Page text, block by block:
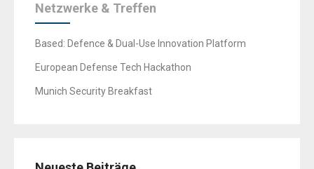
Netzwerke & Treffen
Based: Defence & Dual-Use Innovation Platform
European Defense Tech Hackathon
Munich Security Breakfast